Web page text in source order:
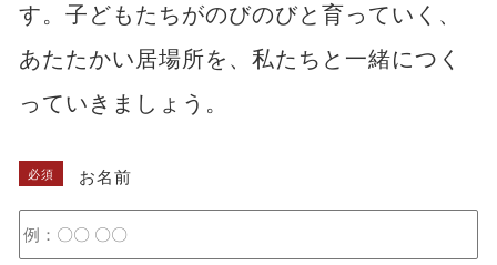
す。子どもたちがのびのびと育っていく、
あたたかい居場所を、私たちと一緒につく
っていきましょう。
必須 お名前